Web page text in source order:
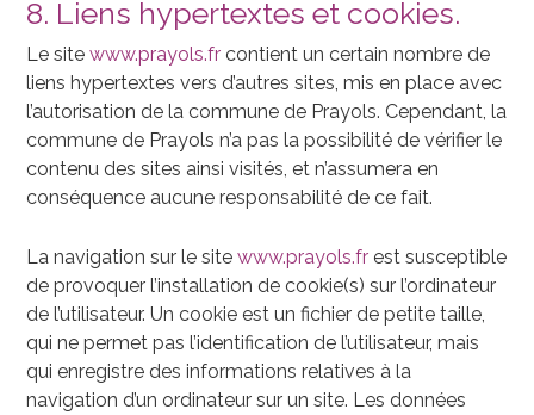
8. Liens hypertextes et cookies.
Le sitewww.prayols.fr contient un certain nombre de
liens hypertextes vers d’autres sites, mis en place avec
l’autorisation de la commune de Prayols. Cependant, la
commune de Prayols n’a pas la possibilité de vérifier le
contenu des sites ainsi visités, et n’assumera en
conséquence aucune responsabilité de ce fait.
La navigation sur le sitewww.prayols.fr est susceptible
de provoquer l’installation de cookie(s) sur l’ordinateur
de l’utilisateur. Un cookie est un fichier de petite taille,
qui ne permet pas l’identification de l’utilisateur, mais
qui enregistre des informations relatives à la
navigation d’un ordinateur sur un site. Les données